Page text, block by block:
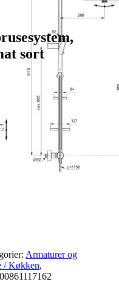
sort
Armaturer og
/ Køkken,